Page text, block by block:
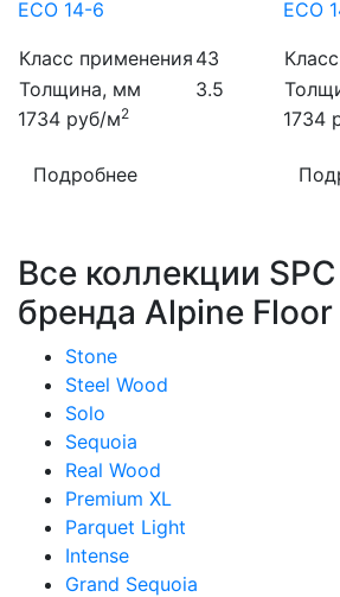
ECO 14-6
Класс применения 43
Толщина, мм
3.5
1734 руб/м2
Подробнее
ECO
1734
Все коллекции
бренда Alpine Floor
Stone
Steel Wood
Solo
Sequoia
Real Wood
Premium XL
Parquet Light
Intense
Grand Sequoia